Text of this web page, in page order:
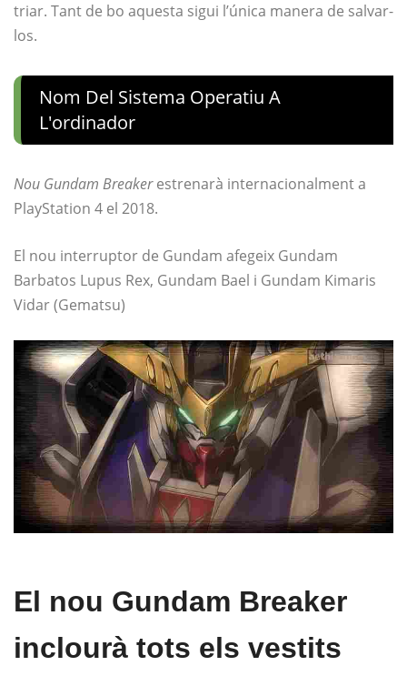
triar. Tant de bo aquesta sigui l’única manera de salvar-
los.
Nom Del Sistema Operatiu A
L'ordinador
Nou Gundam Breakerestrenarà internacionalment a
PlayStation 4 el 2018.
El nou interruptor de Gundam afegeix Gundam
Barbatos Lupus Rex, Gundam Bael i Gundam Kimaris
Vidar (Gematsu)
El nou Gundam Breaker
inclourà tots els vestits